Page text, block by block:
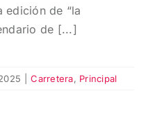
edición de “la
de [...]
Carretera, Principal